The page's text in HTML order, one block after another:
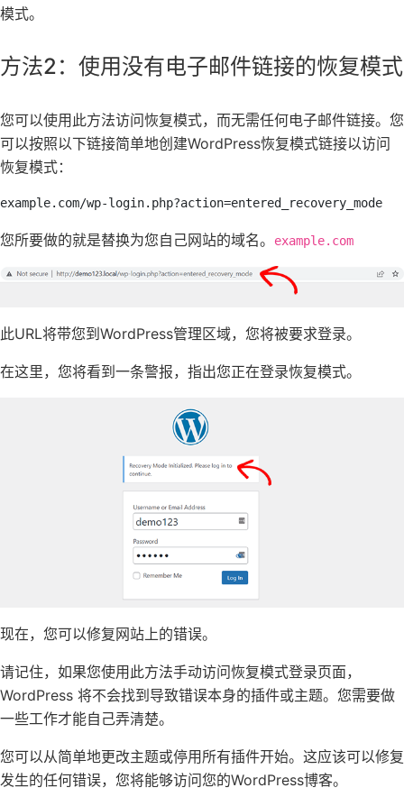
模式。
方法2：使用没有电子邮件链接的恢复模式
您可以使用此方法访问恢复模式，而无需任何电子邮件链接。您
可以按照以下链接简单地创建WordPress恢复模式链接以访问
恢复模式：
example.com/wp-login.php?action=entered_recovery_mode
您所要做的就是替换为您自己网站的域名。 example.com
此URL将带您到WordPress管理区域，您将被要求登录。
在这里，您将看到一条警报，指出您正在登录恢复模式。
现在，您可以修复网站上的错误。
请记住，如果您使用此方法手动访问恢复模式登录页面，
WordPress 将不会找到导致错误本身的插件或主题。您需要做
一些工作才能自己弄清楚。
您可以从简单地更改主题或停用所有插件开始。这应该可以修复
发生的任何错误，您将能够访问您的WordPress博客。